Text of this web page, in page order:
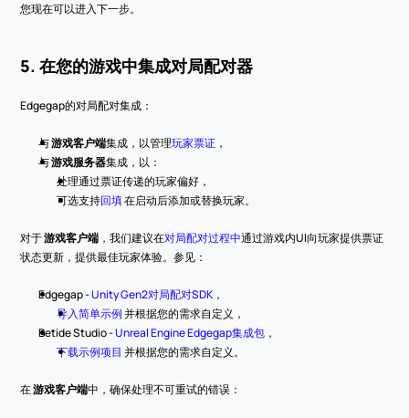
您现在可以进入下一步。
5. 在您的游戏中集成对局配对器
Edgegap的对局配对集成：
与 游戏客户端集成，以管理玩家票证 ，
与 游戏服务器集成，以：
处理通过票证传递的玩家偏好，
可选支持回填 在启动后添加或替换玩家。
对于 游戏客户端 ，我们建议在对局配对过程中通过游戏内UI向玩家提供票证
状态更新，提供最佳玩家体验。参见：
Edgegap - Unity Gen2对局配对SDK ，
导入简单示例 并根据您的需求自定义，
Betide Studio - Unreal Engine Edgegap集成包 ，
下载示例项目 并根据您的需求自定义。
在 游戏客户端中，确保处理不可重试的错误：